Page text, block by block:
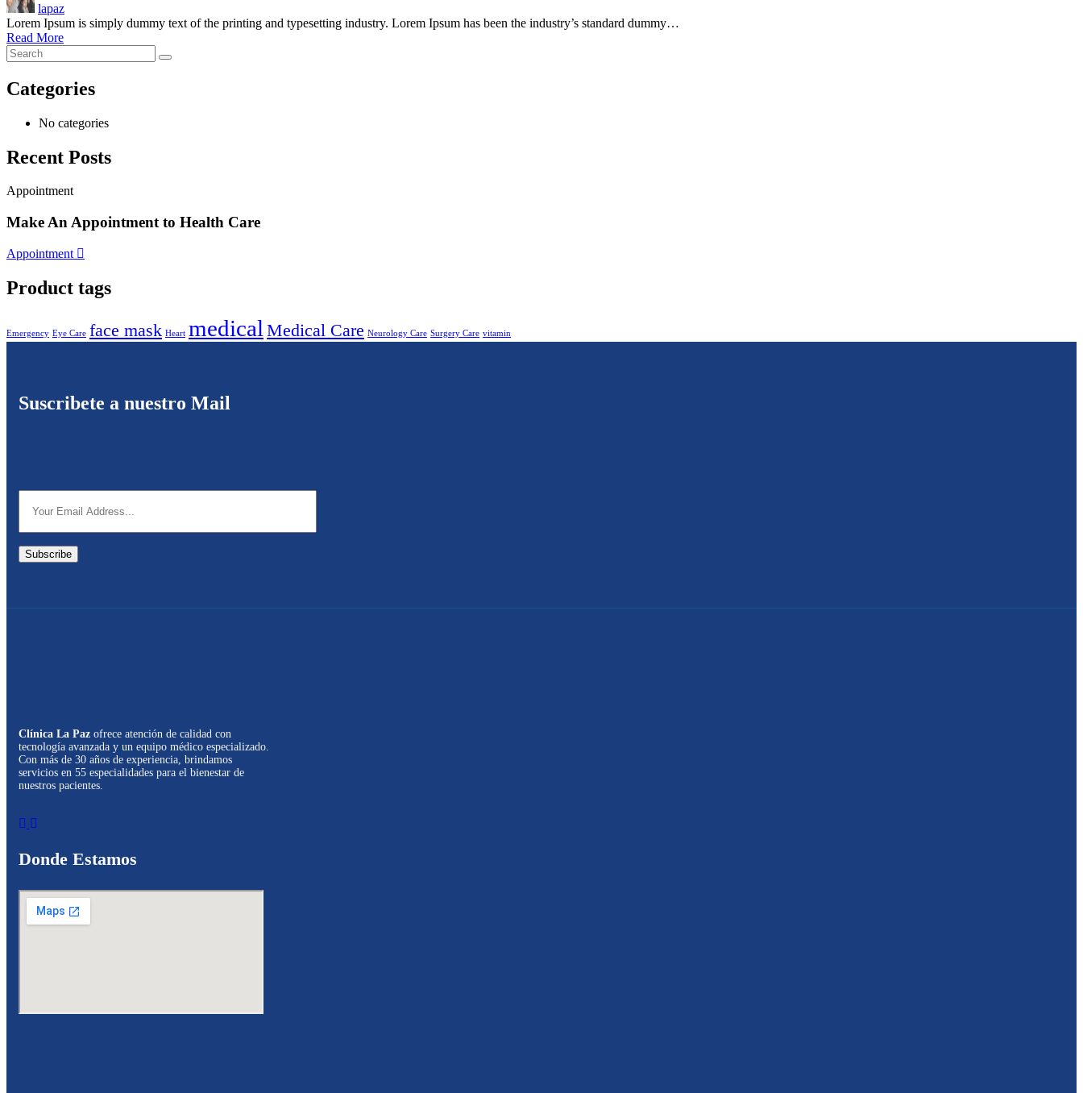
lapaz
Lorem Ipsum is simply dummy text of the printing and typesetting industry. Lorem Ipsum has been the industry’s standard dummy…
Read More
Categories
No categories
Recent Posts
Appointment
Make An Appointment to Health Care
Appointment
Product tags
Emergency Eye Care face mask Heart medical Medical Care Neurology Care Surgery Care vitamin
Suscribete a nuestro Mail
Subscribe
Clínica La Paz ofrece atención de calidad con
tecnología avanzada y un equipo médico especializado.
Con más de 30 años de experiencia, brindamos
servicios en 55 especialidades para el bienestar de
nuestros pacientes.
Donde Estamos